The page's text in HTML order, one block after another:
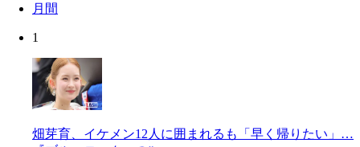
月間
1
畑芽育、イケメン12人に囲まれるも「早く帰りたい」…